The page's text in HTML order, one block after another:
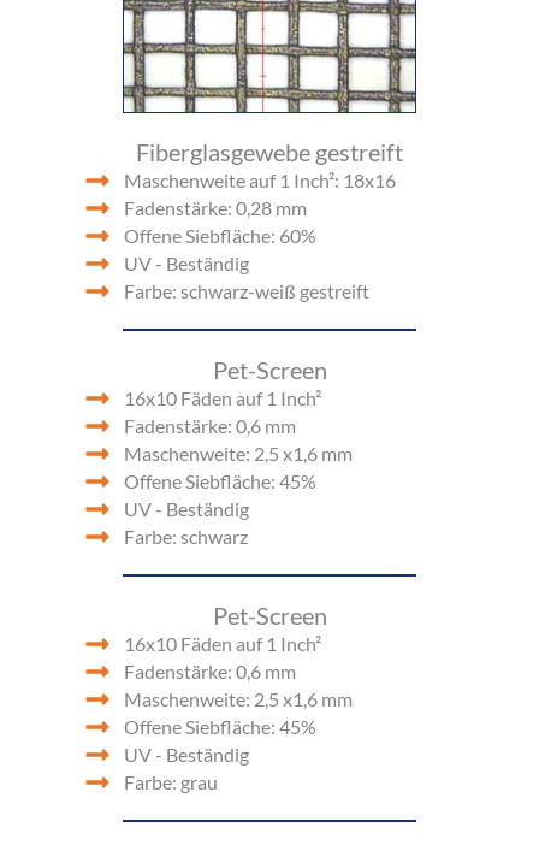
Fiberglasgewebe gestreift
Maschenweite auf 1 Inch²: 18x16
Fadenstärke: 0,28 mm
Offene Siebfläche: 60%
UV - Beständig
Farbe: schwarz-weiß gestreift
Pet-Screen
16x10 Fäden auf 1 Inch²
Fadenstärke: 0,6 mm
Maschenweite: 2,5 x1,6 mm
Offene Siebfläche: 45%
UV - Beständig
Farbe: schwarz
Pet-Screen
16x10 Fäden auf 1 Inch²
Fadenstärke: 0,6 mm
Maschenweite: 2,5 x1,6 mm
Offene Siebfläche: 45%
UV - Beständig
Farbe: grau